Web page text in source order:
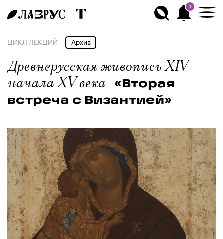
1
ЦИКЛ ЛЕКЦИЙ Архив
Древнерусская живопись XIV –
начала XV века
«Вторая
встреча с Византией»